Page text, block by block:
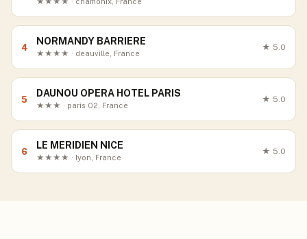
4
NORMANDY BARRIERE
★★★★ · deauville, France
★ 5.0
5
DAUNOU OPERA HOTEL PARIS
★★★ · paris 02, France
★ 5.0
6
LE MERIDIEN NICE
★★★★ · lyon, France
★ 5.0